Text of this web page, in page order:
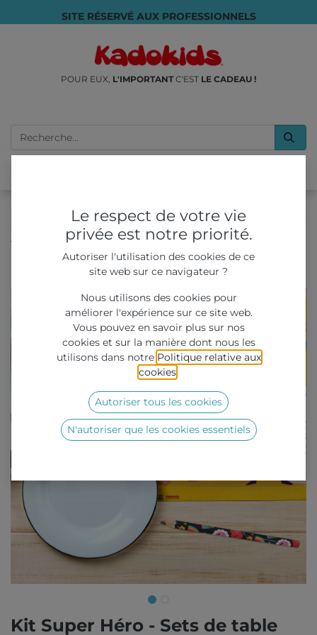
SITE RÉSERVÉ AUX PROFESSIONNELS
POUR EUX, L'IMPORTANTC'EST LE CADEAU !
Tous les produits
LIVRES & COLORIAGES
Kit Super Héro - Sets de table interactifs & Crayons
Kit Super Héro - Sets de table
Le respect de votre vie
privée est notre priorité.
Autoriser l'utilisation des cookies de ce
site web sur ce navigateur ?
Nous utilisons des cookies pour
améliorer l'expérience sur ce site web.
Vous pouvez en savoir plus sur nos
cookies et sur la manière dont nous les
utilisons dans notre Politique relative aux
cookies
Autoriser tous les cookies
N'autoriser que les cookies essentiels